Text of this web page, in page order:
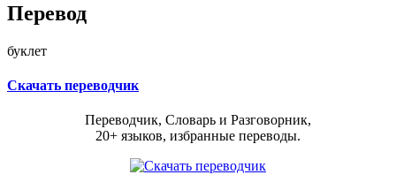
Перевод
буклет
Скачать переводчик
Переводчик, Словарь и Разговорник,
20+ языков, избранные переводы.